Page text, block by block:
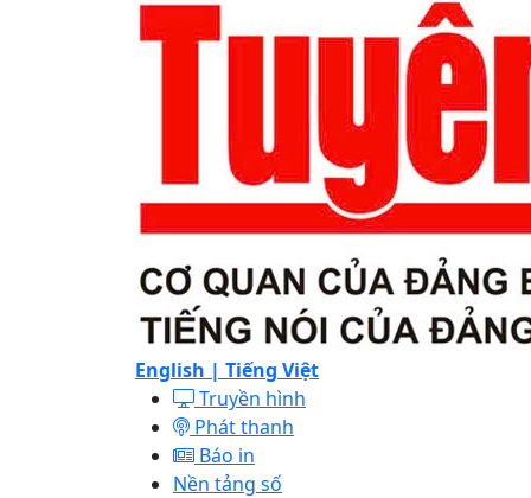
English | Tiếng Việt
Truyền hình
Phát thanh
Báo in
Nền tảng số